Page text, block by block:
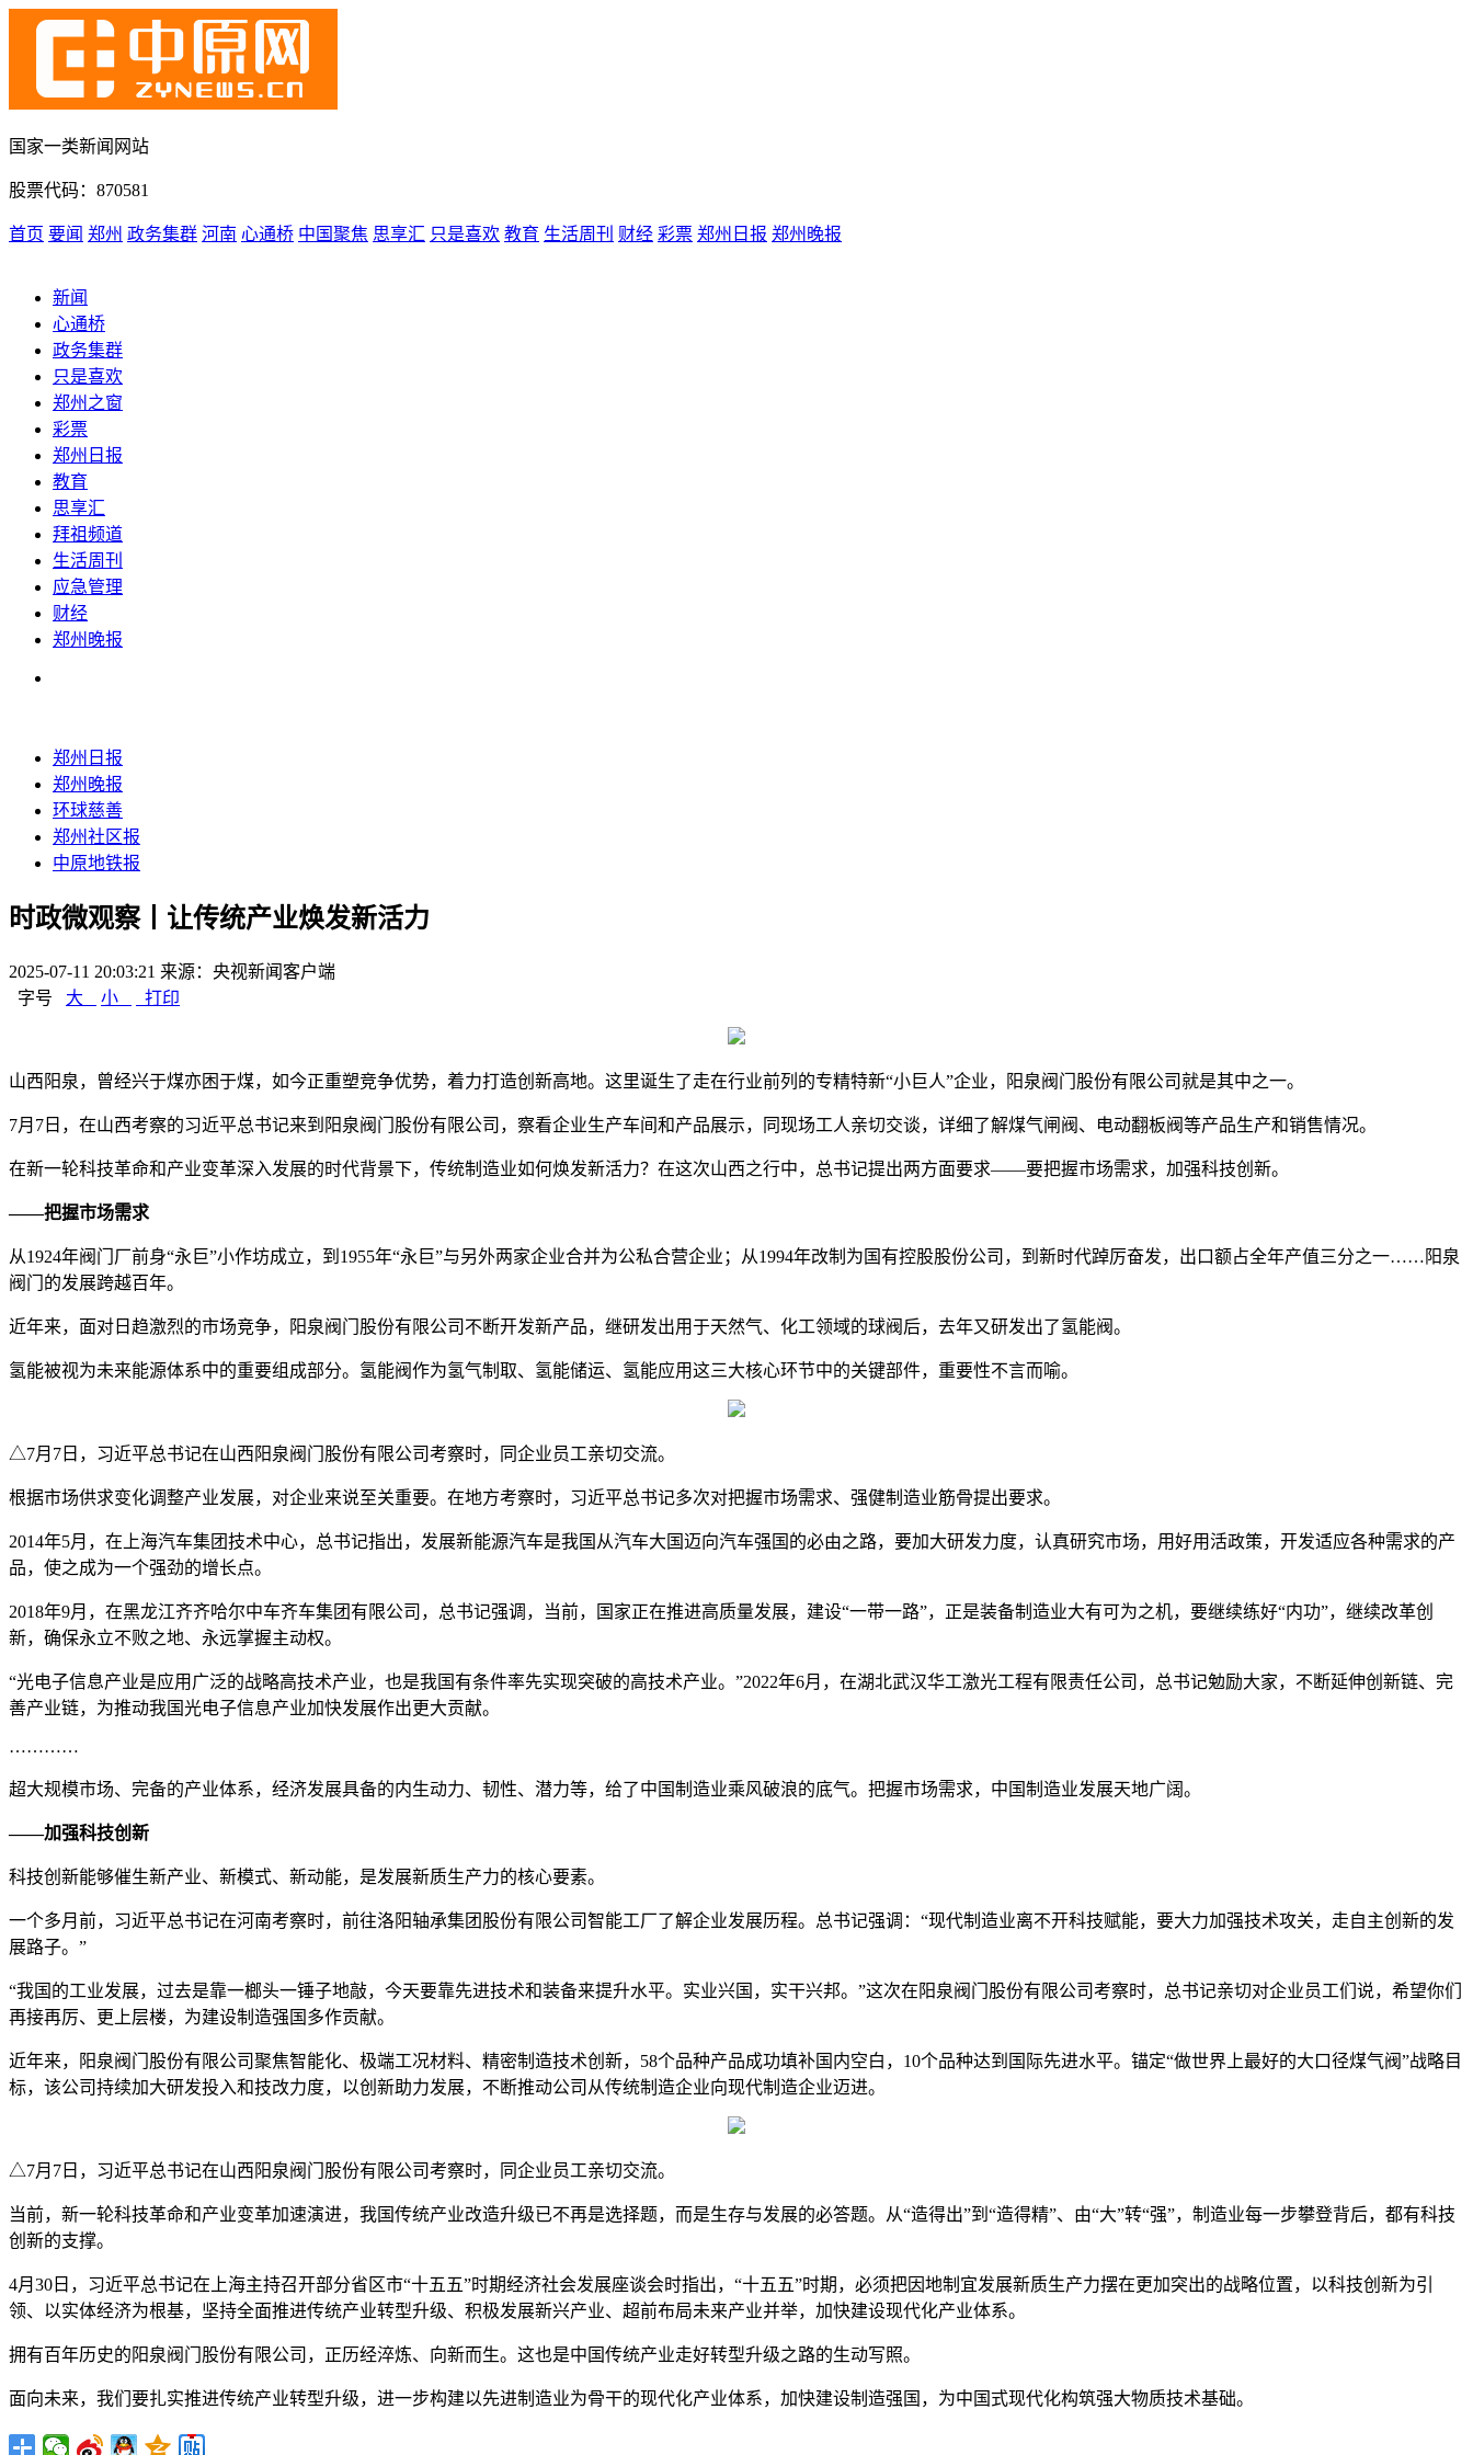
国家一类新闻网站
股票代码：870581
首页 要闻 郑州 政务集群 河南 心通桥 中国聚焦 思享汇 只是喜欢 教育 生活周刊 财经 彩票 郑州日报 郑州晚报
新闻
心通桥
政务集群
只是喜欢
郑州之窗
彩票
郑州日报
教育
思享汇
拜祖频道
生活周刊
应急管理
财经
郑州晚报
郑州日报
郑州晚报
环球慈善
郑州社区报
中原地铁报
时政微观察丨让传统产业焕发新活力
2025-07-11 20:03:21 来源：央视新闻客户端
字号
大 小 打印
山西阳泉，曾经兴于煤亦困于煤，如今正重塑竞争优势，着力打造创新高地。这里诞生了走在行业前列的专精特新“小巨人”企业，阳泉阀门股份有限公司就是其中之一。
7月7日，在山西考察的习近平总书记来到阳泉阀门股份有限公司，察看企业生产车间和产品展示，同现场工人亲切交谈，详细了解煤气闸阀、电动翻板阀等产品生产和销售情况。
在新一轮科技革命和产业变革深入发展的时代背景下，传统制造业如何焕发新活力？在这次山西之行中，总书记提出两方面要求——要把握市场需求，加强科技创新。
——把握市场需求
从1924年阀门厂前身“永巨”小作坊成立，到1955年“永巨”与另外两家企业合并为公私合营企业；从1994年改制为国有控股股份公司，到新时代踔厉奋发，出口额占全年产值三分之一……阳泉
阀门的发展跨越百年。
近年来，面对日趋激烈的市场竞争，阳泉阀门股份有限公司不断开发新产品，继研发出用于天然气、化工领域的球阀后，去年又研发出了氢能阀。
氢能被视为未来能源体系中的重要组成部分。氢能阀作为氢气制取、氢能储运、氢能应用这三大核心环节中的关键部件，重要性不言而喻。
△7月7日，习近平总书记在山西阳泉阀门股份有限公司考察时，同企业员工亲切交流。
根据市场供求变化调整产业发展，对企业来说至关重要。在地方考察时，习近平总书记多次对把握市场需求、强健制造业筋骨提出要求。
2014年5月，在上海汽车集团技术中心，总书记指出，发展新能源汽车是我国从汽车大国迈向汽车强国的必由之路，要加大研发力度，认真研究市场，用好用活政策，开发适应各种需求的产
品，使之成为一个强劲的增长点。
2018年9月，在黑龙江齐齐哈尔中车齐车集团有限公司，总书记强调，当前，国家正在推进高质量发展，建设“一带一路”，正是装备制造业大有可为之机，要继续练好“内功”，继续改革创
新，确保永立不败之地、永远掌握主动权。
“光电子信息产业是应用广泛的战略高技术产业，也是我国有条件率先实现突破的高技术产业。”2022年6月，在湖北武汉华工激光工程有限责任公司，总书记勉励大家，不断延伸创新链、完
善产业链，为推动我国光电子信息产业加快发展作出更大贡献。
…………
超大规模市场、完备的产业体系，经济发展具备的内生动力、韧性、潜力等，给了中国制造业乘风破浪的底气。把握市场需求，中国制造业发展天地广阔。
——加强科技创新
科技创新能够催生新产业、新模式、新动能，是发展新质生产力的核心要素。
一个多月前，习近平总书记在河南考察时，前往洛阳轴承集团股份有限公司智能工厂了解企业发展历程。总书记强调：“现代制造业离不开科技赋能，要大力加强技术攻关，走自主创新的发
展路子。”
“我国的工业发展，过去是靠一榔头一锤子地敲，今天要靠先进技术和装备来提升水平。实业兴国，实干兴邦。”这次在阳泉阀门股份有限公司考察时，总书记亲切对企业员工们说，希望你们
再接再厉、更上层楼，为建设制造强国多作贡献。
近年来，阳泉阀门股份有限公司聚焦智能化、极端工况材料、精密制造技术创新，58个品种产品成功填补国内空白，10个品种达到国际先进水平。锚定“做世界上最好的大口径煤气阀”战略目
标，该公司持续加大研发投入和技改力度，以创新助力发展，不断推动公司从传统制造企业向现代制造企业迈进。
△7月7日，习近平总书记在山西阳泉阀门股份有限公司考察时，同企业员工亲切交流。
当前，新一轮科技革命和产业变革加速演进，我国传统产业改造升级已不再是选择题，而是生存与发展的必答题。从“造得出”到“造得精”、由“大”转“强”，制造业每一步攀登背后，都有科技
创新的支撑。
4月30日，习近平总书记在上海主持召开部分省区市“十五五”时期经济社会发展座谈会时指出，“十五五”时期，必须把因地制宜发展新质生产力摆在更加突出的战略位置，以科技创新为引
领、以实体经济为根基，坚持全面推进传统产业转型升级、积极发展新兴产业、超前布局未来产业并举，加快建设现代化产业体系。
拥有百年历史的阳泉阀门股份有限公司，正历经淬炼、向新而生。这也是中国传统产业走好转型升级之路的生动写照。
面向未来，我们要扎实推进传统产业转型升级，进一步构建以先进制造业为骨干的现代化产业体系，加快建设制造强国，为中国式现代化构筑强大物质技术基础。